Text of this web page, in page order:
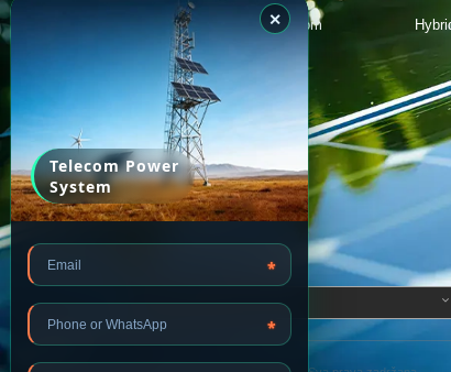
Sistem Upravljanja Energijom
Solarni Panel
Solarna Baterija
Telekomunikacije
Podružnica
✕
Telecom Power
System
*
*